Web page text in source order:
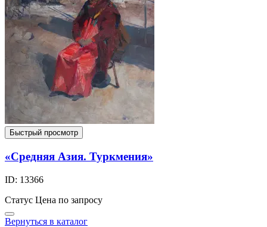
Быстрый просмотр
«Средняя Азия. Туркмения»
ID: 13366
Статус Цена по запросу
Вернуться в каталог